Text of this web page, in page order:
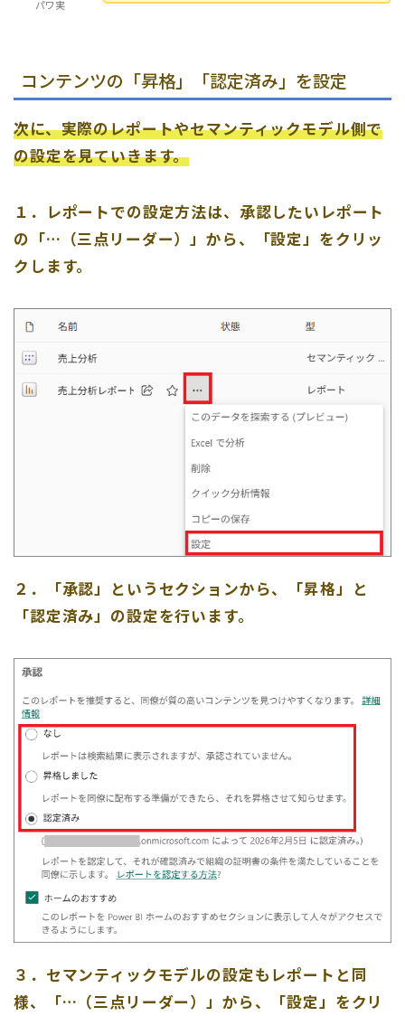
パワ実
コンテンツの「昇格」「認定済み」を設定
次に、実際のレポートやセマンティックモデル側で
の設定を見ていきます。
１．レポートでの設定方法は、承認したいレポート
の「…（三点リーダー）」から、「設定」をクリッ
クします。
２．「承認」というセクションから、「昇格」と
「認定済み」の設定を行います。
３．セマンティックモデルの設定もレポートと同
様、「…（三点リーダー）」から、「設定」をクリ